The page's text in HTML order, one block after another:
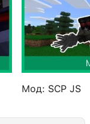
Мод: SCP JS